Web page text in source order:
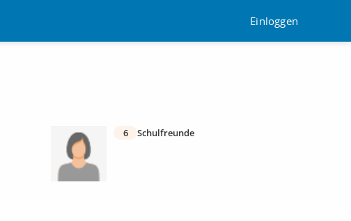
Einloggen
6 Schulfreunde